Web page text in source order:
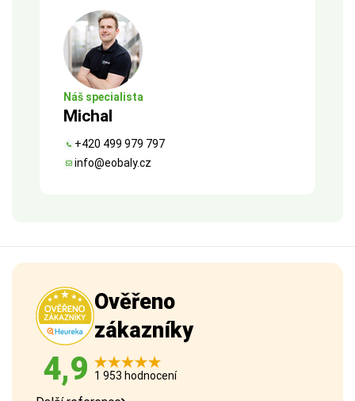
Náš specialista
Michal
+420 499 979 797
info@eobaly.cz
Ověřeno
zákazníky
4,9 1 953 hodnocení